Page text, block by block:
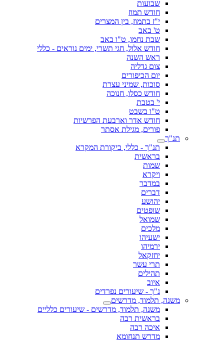
שבועות
חודש תמוז
י"ז בתמוז, בין המצרים
ט' באב
שבת נחמו, ט"ו באב
חודש אלול, חגי תשרי, ימים נוראים - כללי
ראש השנה
צום גדליה
יום הכיפורים
סוכות, שמיני עצרת
חודש כסלו, חנוכה
י' בטבת
ט"ו בשבט
חודש אדר וארבעת הפרשיות
פורים, מגילת אסתר
תנ"ך
תנ"ך - כללי, ביקורת המקרא
בראשית
שמות
ויקרא
במדבר
דברים
יהושע
שופטים
שמואל
מלכים
ישעיהו
ירמיהו
יחזקאל
תרי עשר
תהילים
איוב
נ"ך - שיעורים נפרדים
משנה, תלמוד, מדרשים
משנה, תלמוד, מדרשים - שיעורים כלליים
בראשית רבה
איכה רבה
מדרש תנחומא